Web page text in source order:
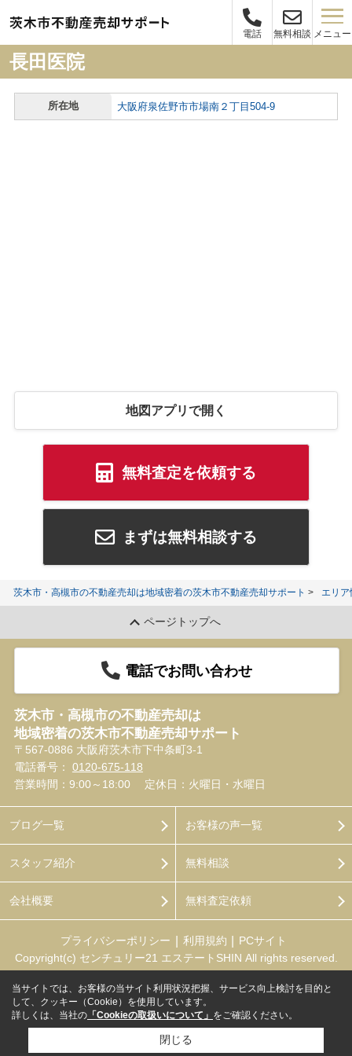
電話 無料相談 メニュー
長田医院
所在地 大阪府泉佐野市市場南２丁目504-9
地図アプリで開く
無料査定を依頼する
まずは無料相談する
茨木市・高槻市の不動産売却は地域密着の茨木市不動産売却サポート エリア
ページトップへ
電話でお問い合わせ
茨木市・高槻市の不動産売却は
地域密着の茨木市不動産売却サポート
〒567-0886 大阪府茨木市下中条町3-1
電話番号： 0120-675-118
営業時間：9:00～18:00
定休日：火曜日・水曜日
ブログ一覧
スタッフ紹介
会社概要
お客様の声一覧
無料相談
無料査定依頼
プライバシーポリシー 利用規約
PCサイト
Copyright(c) センチュリー21 エステートSHIN All rights reserved.
当サイトでは、お客様の当サイト利用状況把握、サービス向上検討を目的と
して、クッキー（Cookie）を使用しています。
詳しくは、当社の 「Cookieの取扱いについて」 をご確認ください。
閉じる